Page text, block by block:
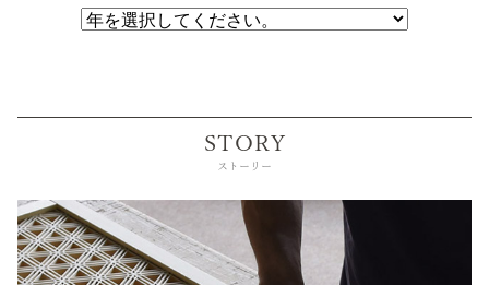
STORY
ストーリー